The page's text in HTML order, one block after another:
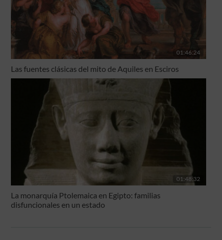
01:46:24
Las fuentes clásicas del mito de Aquiles en Esciros
01:48:32
La monarquía Ptolemaica en Egipto: familias
disfuncionales en un estado